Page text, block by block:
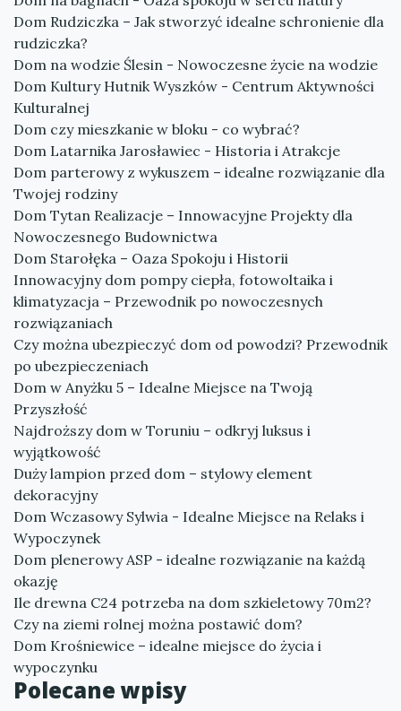
Dom Rudziczka – Jak stworzyć idealne schronienie dla
rudziczka?
Dom na wodzie Ślesin - Nowoczesne życie na wodzie
Dom Kultury Hutnik Wyszków - Centrum Aktywności
Kulturalnej
Dom czy mieszkanie w bloku - co wybrać?
Dom Latarnika Jarosławiec - Historia i Atrakcje
Dom parterowy z wykuszem – idealne rozwiązanie dla
Twojej rodziny
Dom Tytan Realizacje – Innowacyjne Projekty dla
Nowoczesnego Budownictwa
Dom Starołęka – Oaza Spokoju i Historii
Innowacyjny dom pompy ciepła, fotowoltaika i
klimatyzacja – Przewodnik po nowoczesnych
rozwiązaniach
Czy można ubezpieczyć dom od powodzi? Przewodnik
po ubezpieczeniach
Dom w Anyżku 5 – Idealne Miejsce na Twoją
Przyszłość
Najdroższy dom w Toruniu – odkryj luksus i
wyjątkowość
Duży lampion przed dom – stylowy element
dekoracyjny
Dom Wczasowy Sylwia - Idealne Miejsce na Relaks i
Wypoczynek
Dom plenerowy ASP - idealne rozwiązanie na każdą
okazję
Ile drewna C24 potrzeba na dom szkieletowy 70m2?
Czy na ziemi rolnej można postawić dom?
Dom Krośniewice – idealne miejsce do życia i
wypoczynku
Polecane wpisy